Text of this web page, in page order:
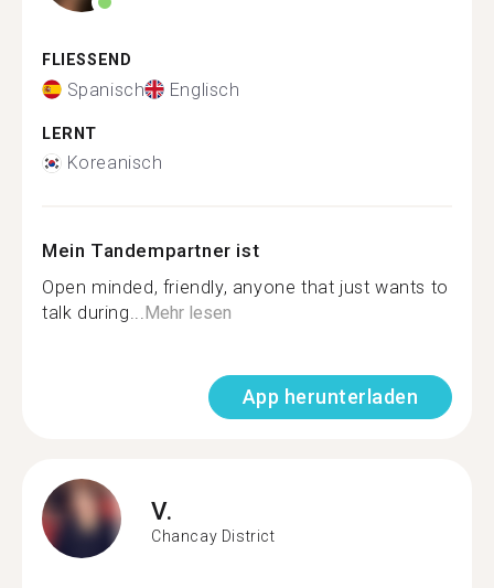
FLIESSEND
Spanisch Englisch
LERNT
Koreanisch
Mein Tandempartner ist
Open minded, friendly, anyone that just wants to
talk during...Mehr lesen
App herunterladen
V.
Chancay District